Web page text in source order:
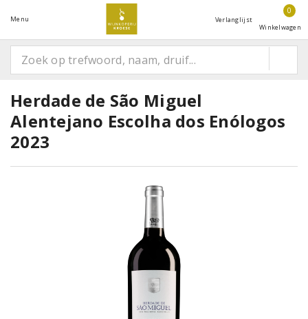
Menu Verlanglijst
0
Winkelwagen
Herdade de São Miguel
Alentejano Escolha dos Enólogos
2023